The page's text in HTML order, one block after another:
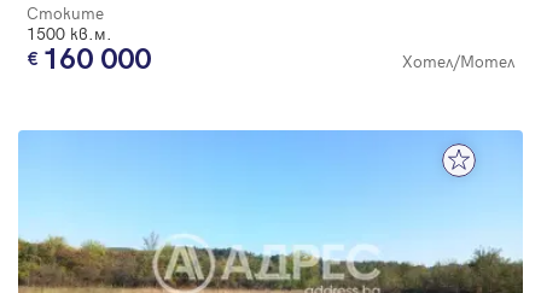
Стоките
1500 кв.м.
160 000 Хотел/Мотел